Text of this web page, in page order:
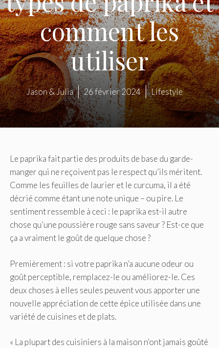
comment les
utiliser
Jason & Julia 26 février 2024 Lifestyle
Le paprika fait partie des produits de base du garde-
manger qui ne reçoivent pas le respect qu’ils méritent.
Comme les feuilles de laurier et le curcuma, il a été
décrié comme étant une note unique – ou pire. Le
sentiment ressemble à ceci : le paprika est-il autre
chose qu’une poussière rouge sans saveur ? Est-ce que
ça a vraiment le goût de quelque chose ?
Premièrement : si votre paprika n’a aucune odeur ou
goût perceptible, remplacez-le ou améliorez-le. Ces
deux choses à elles seules peuvent vous apporter une
nouvelle appréciation de cette épice utilisée dans une
variété de cuisines et de plats.
« La plupart des cuisiniers à la maison n’ont jamais goûté